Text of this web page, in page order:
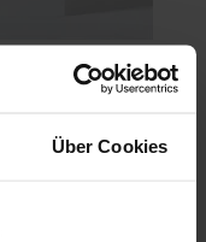
Über Cookies